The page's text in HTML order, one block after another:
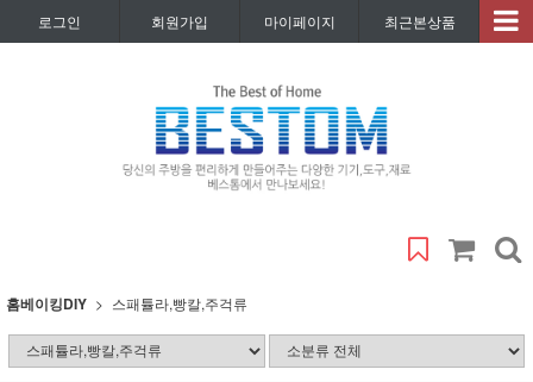
로그인 회원가입 마이페이지 최근본상품
홈베이킹DIY 스패튤라,빵칼,주걱류